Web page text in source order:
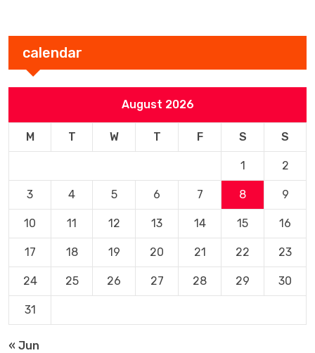
calendar
August 2026
M T W T F S S
1 2
3 4 5 6 7 8 9
10 11 12 13 14 15 16
17 18 19 20 21 22 23
24 25 26 27 28 29 30
31
« Jun